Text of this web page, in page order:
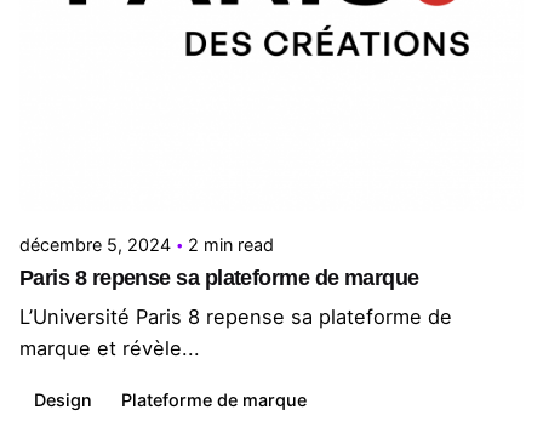
décembre 5, 2024 2 min read
Paris 8 repense sa plateforme de marque
L’Université Paris 8 repense sa plateforme de
marque et révèle...
Design Plateforme de marque